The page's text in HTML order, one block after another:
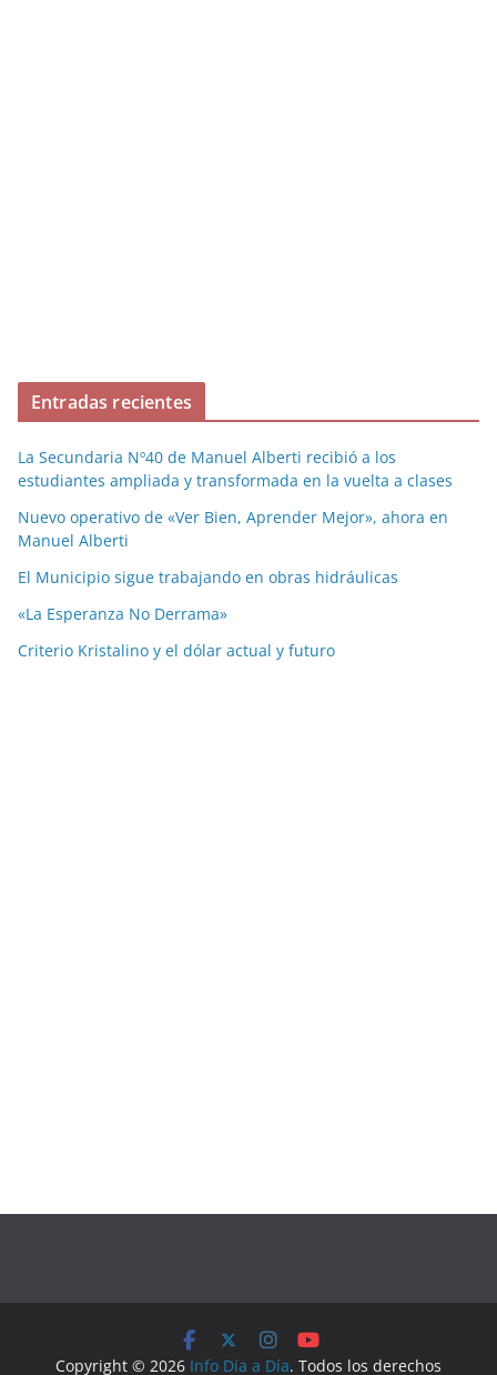
Entradas recientes
La Secundaria Nº40 de Manuel Alberti recibió a los
estudiantes ampliada y transformada en la vuelta a clases
Nuevo operativo de «Ver Bien, Aprender Mejor», ahora en
Manuel Alberti
El Municipio sigue trabajando en obras hidráulicas
«La Esperanza No Derrama»
Criterio Kristalino y el dólar actual y futuro
Copyright © 2026 Info Día a Día. Todos los derechos